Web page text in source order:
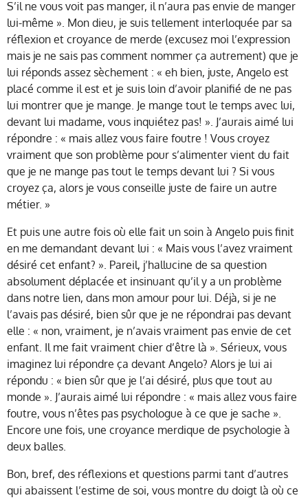
S’il ne vous voit pas manger, il n’aura pas envie de manger
lui-même ». Mon dieu, je suis tellement interloquée par sa
réflexion et croyance de merde (excusez moi l’expression
mais je ne sais pas comment nommer ça autrement) que je
lui réponds assez sèchement : « eh bien, juste, Angelo est
placé comme il est et je suis loin d’avoir planifié de ne pas
lui montrer que je mange. Je mange tout le temps avec lui,
devant lui madame, vous inquiétez pas! ». J’aurais aimé lui
répondre : « mais allez vous faire foutre ! Vous croyez
vraiment que son problème pour s’alimenter vient du fait
que je ne mange pas tout le temps devant lui ? Si vous
croyez ça, alors je vous conseille juste de faire un autre
métier. »
Et puis une autre fois où elle fait un soin à Angelo puis finit
en me demandant devant lui : « Mais vous l’avez vraiment
désiré cet enfant? ». Pareil, j’hallucine de sa question
absolument déplacée et insinuant qu’il y a un problème
dans notre lien, dans mon amour pour lui. Déjà, si je ne
l’avais pas désiré, bien sûr que je ne répondrai pas devant
elle : « non, vraiment, je n’avais vraiment pas envie de cet
enfant. Il me fait vraiment chier d’être là ». Sérieux, vous
imaginez lui répondre ça devant Angelo? Alors je lui ai
répondu : « bien sûr que je l’ai désiré, plus que tout au
monde ». J’aurais aimé lui répondre : « mais allez vous faire
foutre, vous n’êtes pas psychologue à ce que je sache ».
Encore une fois, une croyance merdique de psychologie à
deux balles.
Bon, bref, des réflexions et questions parmi tant d’autres
qui abaissent l’estime de soi, vous montre du doigt là où ce